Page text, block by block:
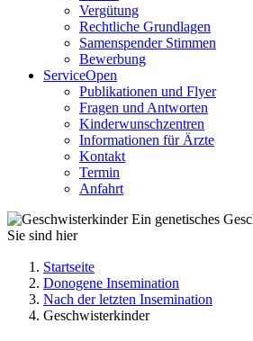
Vergütung
Rechtliche Grundlagen
Samenspender Stimmen
Bewerbung
ServiceOpen
Publikationen und Flyer
Fragen und Antworten
Kinderwunschzentren
Informationen für Ärzte
Kontakt
Termin
Anfahrt
Sie sind hier
Startseite
Donogene Insemination
Nach der letzten Insemination
Geschwisterkinder